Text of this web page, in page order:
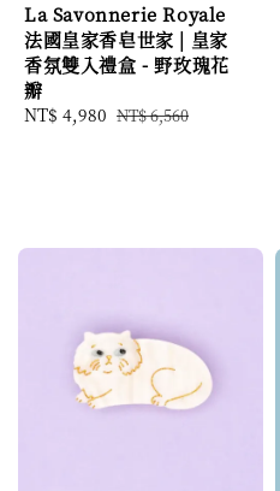
La Savonnerie Royale
法國皇家香皂世家 | 皇家
香氛雙入禮盒 - 野玫瑰花
瓣
Sale
NT$ 4,980 Regular
NT$ 6,560